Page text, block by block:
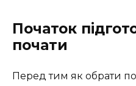
Початок
почати
Перед тим як обрати